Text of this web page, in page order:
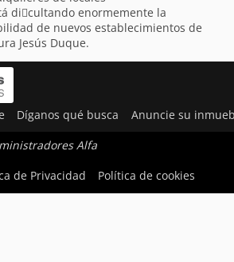
di􀂦cultando enormemente la
de nuevos establecimientos de
Jesús Duque.
Díganos qué busca Anuncie su
Alfa
de Privacidad Política de cookies